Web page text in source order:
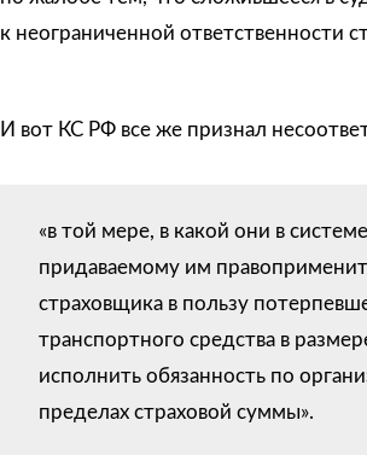
к неограниченной ответственности
И вот КС РФ все же признал
«в той мере, в какой они в
придаваемому им
страховщика в пользу
транспортного средства в
исполнить обязанность по
пределах страховой суммы».